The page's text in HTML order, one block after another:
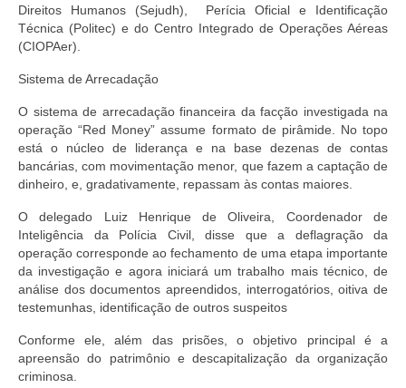
Direitos Humanos (Sejudh), Perícia Oficial e Identificação
Técnica (Politec) e do Centro Integrado de Operações Aéreas
(CIOPAer).
Sistema de Arrecadação
O sistema de arrecadação financeira da facção investigada na
operação “Red Money” assume formato de pirâmide. No topo
está o núcleo de liderança e na base dezenas de contas
bancárias, com movimentação menor, que fazem a captação de
dinheiro, e, gradativamente, repassam às contas maiores.
O delegado Luiz Henrique de Oliveira, Coordenador de
Inteligência da Polícia Civil, disse que a deflagração da
operação corresponde ao fechamento de uma etapa importante
da investigação e agora iniciará um trabalho mais técnico, de
análise dos documentos apreendidos, interrogatórios, oitiva de
testemunhas, identificação de outros suspeitos
Conforme ele, além das prisões, o objetivo principal é a
apreensão do patrimônio e descapitalização da organização
criminosa.